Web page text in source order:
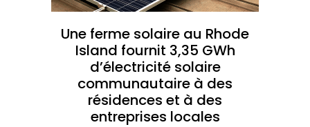
Une ferme solaire au Rhode
Island fournit 3,35 GWh
d’électricité solaire
communautaire à des
résidences et à des
entreprises locales